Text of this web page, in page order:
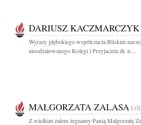
DARIUSZ KACZMARCZYK
Wyrazy głębokiego współczucia Bliskim
nieodżałowanego Kolegi i Przyjaciela dr. n....
MAŁGORZATA ZALASA
Z wielkim żalem żegnamy Panią Małgorzatę